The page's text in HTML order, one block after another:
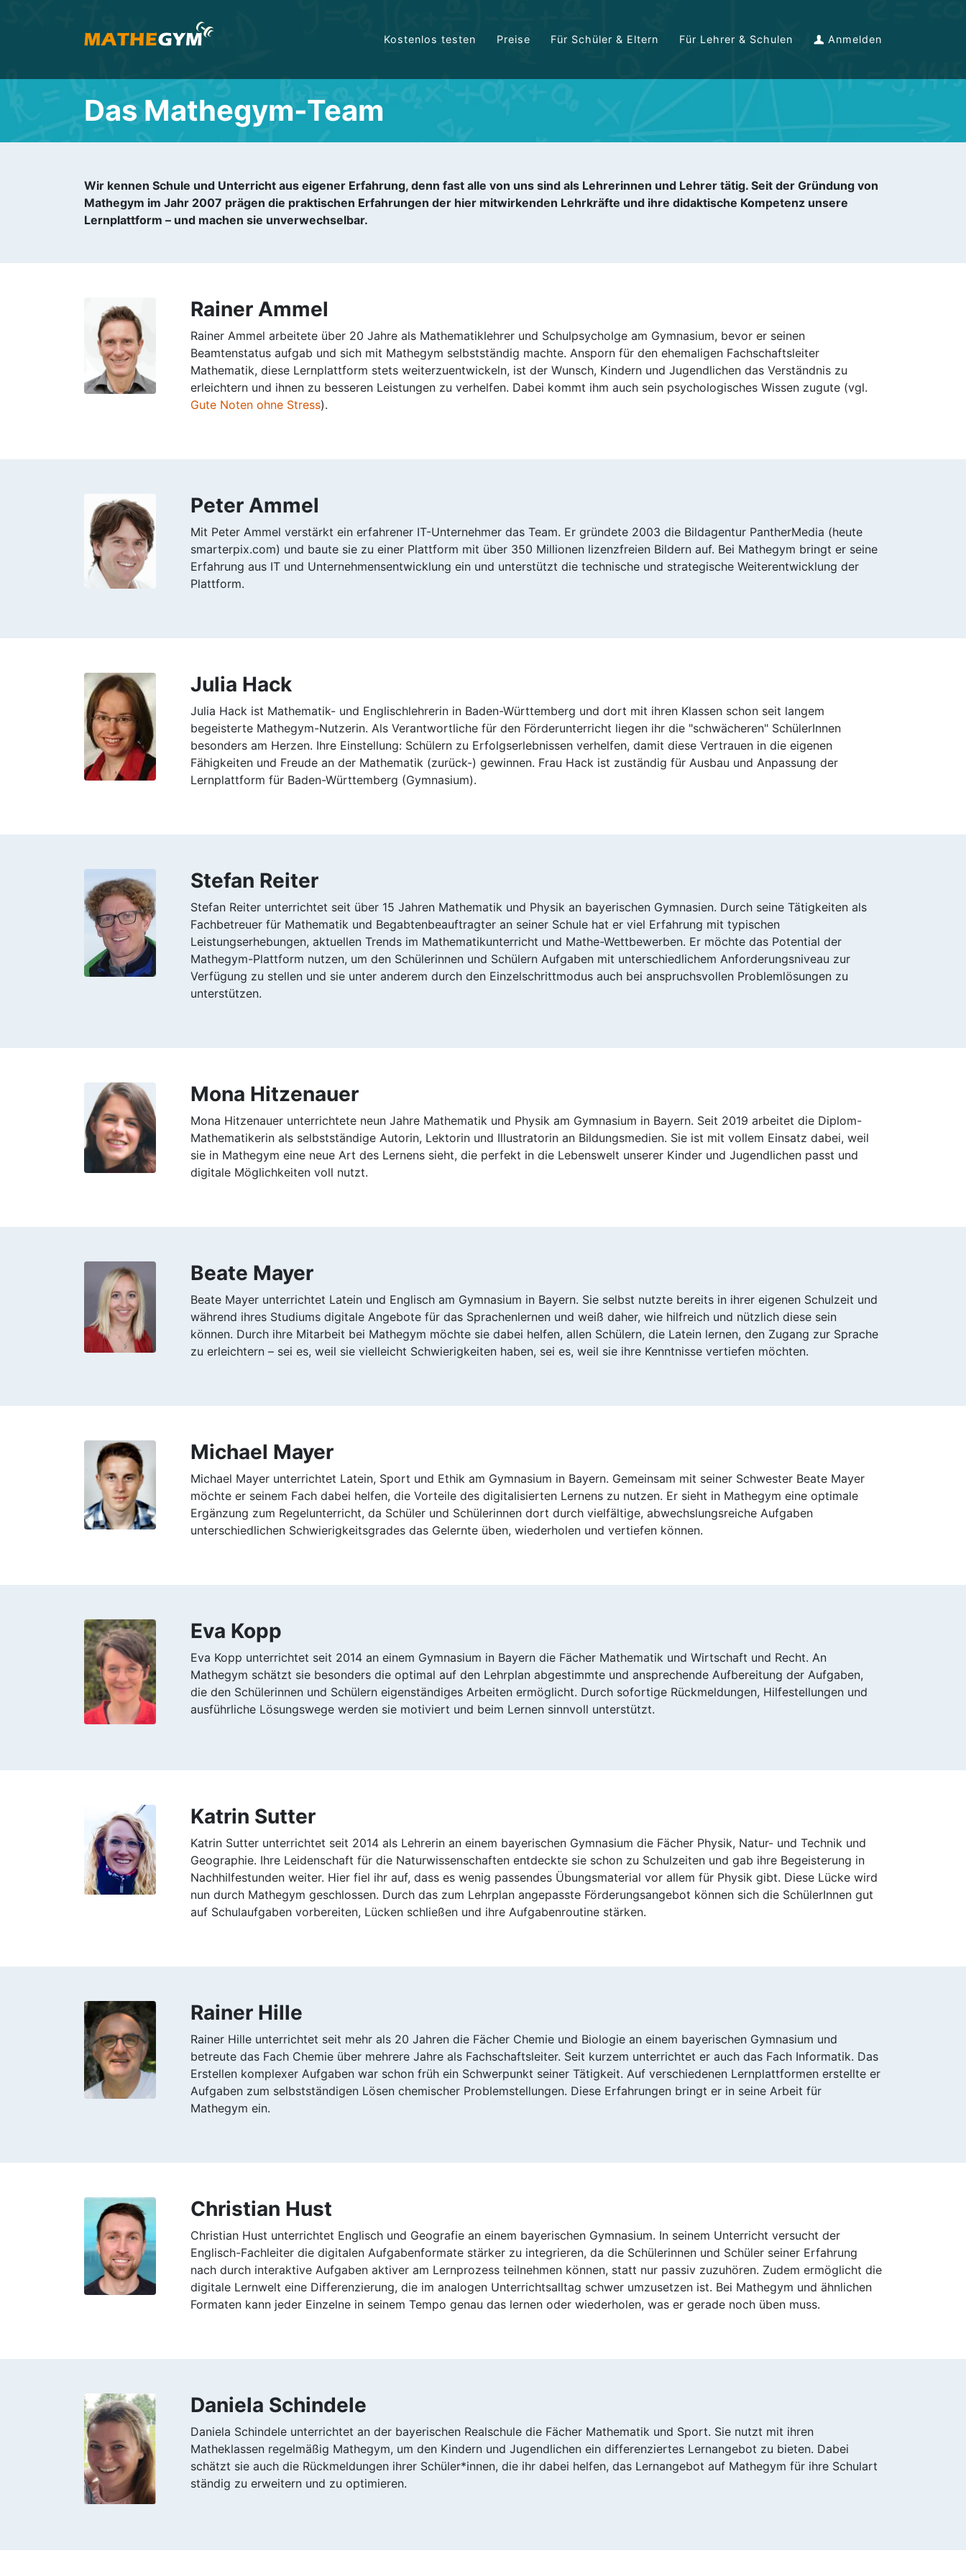
Kostenlos testen Preise Für Schüler & Eltern Für Lehrer & Schulen Anmelden
Das Mathegym-Team
Wir kennen Schule und Unterricht aus eigener Erfahrung, denn fast alle von uns sind als Lehrerinnen und Lehrer tätig. Seit der Gründung von
Mathegym im Jahr 2007 prägen die praktischen Erfahrungen der hier mitwirkenden Lehrkräfte und ihre didaktische Kompetenz unsere
Lernplattform – und machen sie unverwechselbar.
Rainer Ammel
Rainer Ammel arbeitete über 20 Jahre als Mathematiklehrer und Schulpsycholge am Gymnasium, bevor er seinen
Beamtenstatus aufgab und sich mit Mathegym selbstständig machte. Ansporn für den ehemaligen Fachschaftsleiter
Mathematik, diese Lernplattform stets weiterzuentwickeln, ist der Wunsch, Kindern und Jugendlichen das Verständnis zu
erleichtern und ihnen zu besseren Leistungen zu verhelfen. Dabei kommt ihm auch sein psychologisches Wissen zugute (vgl.
Gute Noten ohne Stress).
Peter Ammel
Mit Peter Ammel verstärkt ein erfahrener IT-Unternehmer das Team. Er gründete 2003 die Bildagentur PantherMedia (heute
smarterpix.com) und baute sie zu einer Plattform mit über 350 Millionen lizenzfreien Bildern auf. Bei Mathegym bringt er seine
Erfahrung aus IT und Unternehmensentwicklung ein und unterstützt die technische und strategische Weiterentwicklung der
Plattform.
Julia Hack
Julia Hack ist Mathematik- und Englischlehrerin in Baden-Württemberg und dort mit ihren Klassen schon seit langem
begeisterte Mathegym-Nutzerin. Als Verantwortliche für den Förderunterricht liegen ihr die "schwächeren" SchülerInnen
besonders am Herzen. Ihre Einstellung: Schülern zu Erfolgserlebnissen verhelfen, damit diese Vertrauen in die eigenen
Fähigkeiten und Freude an der Mathematik (zurück-) gewinnen. Frau Hack ist zuständig für Ausbau und Anpassung der
Lernplattform für Baden-Württemberg (Gymnasium).
Stefan Reiter
Stefan Reiter unterrichtet seit über 15 Jahren Mathematik und Physik an bayerischen Gymnasien. Durch seine Tätigkeiten als
Fachbetreuer für Mathematik und Begabtenbeauftragter an seiner Schule hat er viel Erfahrung mit typischen
Leistungserhebungen, aktuellen Trends im Mathematikunterricht und Mathe-Wettbewerben. Er möchte das Potential der
Mathegym-Plattform nutzen, um den Schülerinnen und Schülern Aufgaben mit unterschiedlichem Anforderungsniveau zur
Verfügung zu stellen und sie unter anderem durch den Einzelschrittmodus auch bei anspruchsvollen Problemlösungen zu
unterstützen.
Mona Hitzenauer
Mona Hitzenauer unterrichtete neun Jahre Mathematik und Physik am Gymnasium in Bayern. Seit 2019 arbeitet die Diplom-
Mathematikerin als selbstständige Autorin, Lektorin und Illustratorin an Bildungsmedien. Sie ist mit vollem Einsatz dabei, weil
sie in Mathegym eine neue Art des Lernens sieht, die perfekt in die Lebenswelt unserer Kinder und Jugendlichen passt und
digitale Möglichkeiten voll nutzt.
Beate Mayer
Beate Mayer unterrichtet Latein und Englisch am Gymnasium in Bayern. Sie selbst nutzte bereits in ihrer eigenen Schulzeit und
während ihres Studiums digitale Angebote für das Sprachenlernen und weiß daher, wie hilfreich und nützlich diese sein
können. Durch ihre Mitarbeit bei Mathegym möchte sie dabei helfen, allen Schülern, die Latein lernen, den Zugang zur Sprache
zu erleichtern – sei es, weil sie vielleicht Schwierigkeiten haben, sei es, weil sie ihre Kenntnisse vertiefen möchten.
Michael Mayer
Michael Mayer unterrichtet Latein, Sport und Ethik am Gymnasium in Bayern. Gemeinsam mit seiner Schwester Beate Mayer
möchte er seinem Fach dabei helfen, die Vorteile des digitalisierten Lernens zu nutzen. Er sieht in Mathegym eine optimale
Ergänzung zum Regelunterricht, da Schüler und Schülerinnen dort durch vielfältige, abwechslungsreiche Aufgaben
unterschiedlichen Schwierigkeitsgrades das Gelernte üben, wiederholen und vertiefen können.
Eva Kopp
Eva Kopp unterrichtet seit 2014 an einem Gymnasium in Bayern die Fächer Mathematik und Wirtschaft und Recht. An
Mathegym schätzt sie besonders die optimal auf den Lehrplan abgestimmte und ansprechende Aufbereitung der Aufgaben,
die den Schülerinnen und Schülern eigenständiges Arbeiten ermöglicht. Durch sofortige Rückmeldungen, Hilfestellungen und
ausführliche Lösungswege werden sie motiviert und beim Lernen sinnvoll unterstützt.
Katrin Sutter
Katrin Sutter unterrichtet seit 2014 als Lehrerin an einem bayerischen Gymnasium die Fächer Physik, Natur- und Technik und
Geographie. Ihre Leidenschaft für die Naturwissenschaften entdeckte sie schon zu Schulzeiten und gab ihre Begeisterung in
Nachhilfestunden weiter. Hier fiel ihr auf, dass es wenig passendes Übungsmaterial vor allem für Physik gibt. Diese Lücke wird
nun durch Mathegym geschlossen. Durch das zum Lehrplan angepasste Förderungsangebot können sich die SchülerInnen gut
auf Schulaufgaben vorbereiten, Lücken schließen und ihre Aufgabenroutine stärken.
Rainer Hille
Rainer Hille unterrichtet seit mehr als 20 Jahren die Fächer Chemie und Biologie an einem bayerischen Gymnasium und
betreute das Fach Chemie über mehrere Jahre als Fachschaftsleiter. Seit kurzem unterrichtet er auch das Fach Informatik. Das
Erstellen komplexer Aufgaben war schon früh ein Schwerpunkt seiner Tätigkeit. Auf verschiedenen Lernplattformen erstellte er
Aufgaben zum selbstständigen Lösen chemischer Problemstellungen. Diese Erfahrungen bringt er in seine Arbeit für
Mathegym ein.
Christian Hust
Christian Hust unterrichtet Englisch und Geografie an einem bayerischen Gymnasium. In seinem Unterricht versucht der
Englisch-Fachleiter die digitalen Aufgabenformate stärker zu integrieren, da die Schülerinnen und Schüler seiner Erfahrung
nach durch interaktive Aufgaben aktiver am Lernprozess teilnehmen können, statt nur passiv zuzuhören. Zudem ermöglicht die
digitale Lernwelt eine Differenzierung, die im analogen Unterrichtsalltag schwer umzusetzen ist. Bei Mathegym und ähnlichen
Formaten kann jeder Einzelne in seinem Tempo genau das lernen oder wiederholen, was er gerade noch üben muss.
Daniela Schindele
Daniela Schindele unterrichtet an der bayerischen Realschule die Fächer Mathematik und Sport. Sie nutzt mit ihren
Matheklassen regelmäßig Mathegym, um den Kindern und Jugendlichen ein differenziertes Lernangebot zu bieten. Dabei
schätzt sie auch die Rückmeldungen ihrer Schüler*innen, die ihr dabei helfen, das Lernangebot auf Mathegym für ihre Schulart
ständig zu erweitern und zu optimieren.